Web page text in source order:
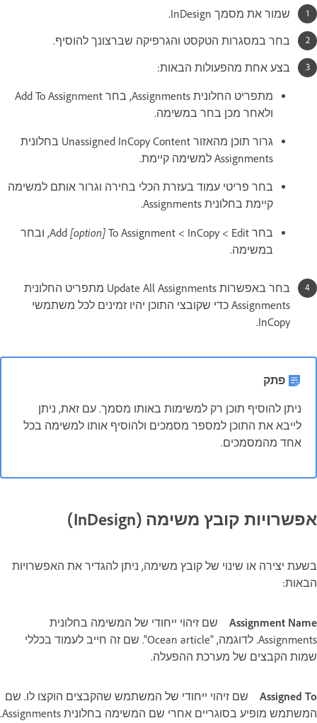
שמור את מסמך InDesign.
בחר במסגרות הטקסט והגרפיקה שברצונך להוסיף.
בצע אחת מהפעולות הבאות:
מתפריט החלונית Assignments, בחר Add To Assignment
ולאחר מכן בחר במשימה.
גרור תוכן מהאזור Unassigned InCopy Content בחלונית
Assignments למשימה קיימת.
בחר פריטי עמוד בעזרת הכלי בחירה וגרור אותם למשימה
קיימת בחלונית Assignments.
בחר Edit ‏> InCopy ‏> Add [option]
To Assignment, ובחר
במשימה.
בחר באפשרות Update All Assignments מתפריט החלונית
Assignments כדי שקובצי התוכן יהיו זמינים לכל משתמשי
InCopy.
פתק
ניתן להוסיף תוכן רק למשימות באותו מסמך. עם זאת, ניתן
לייבא את התוכן למספר מסמכים ולהוסיף אותו למשימה בכל
אחד מהמסמכים.
אפשרויות קובץ משימה (InDesign)
בשעת יצירה או שינוי של קובץ משימה, ניתן להגדיר את האפשרויות
הבאות:
Assignment Name
שם זיהוי ייחודי של המשימה בחלונית
Assignments. לדוגמה, "Ocean article". שם זה חייב לעמוד בכללי
שמות הקבצים של מערכת ההפעלה.
Assigned To
שם זיהוי ייחודי של המשתמש שהקבצים הוקצו לו. שם
המשתמש מופיע בסוגריים אחרי שם המשימה בחלונית Assignments.